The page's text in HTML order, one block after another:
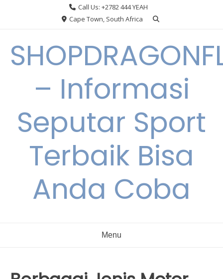
Call Us: +2782 444 YEAH
Cape Town, South Africa
– Informasi
Seputar Sport
Terbaik Bisa
Anda Coba
Menu